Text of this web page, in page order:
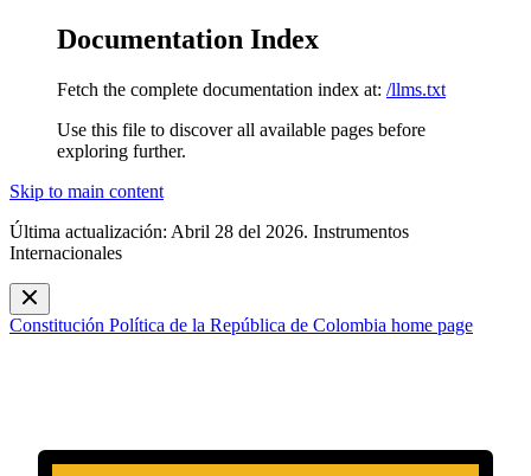
Documentation Index
Fetch the complete documentation index at: /llms.txt
Use this file to discover all available pages before
exploring further.
Skip to main content
Última actualización: Abril 28 del 2026. Instrumentos
Internacionales
Constitución Política de la República de Colombia home page